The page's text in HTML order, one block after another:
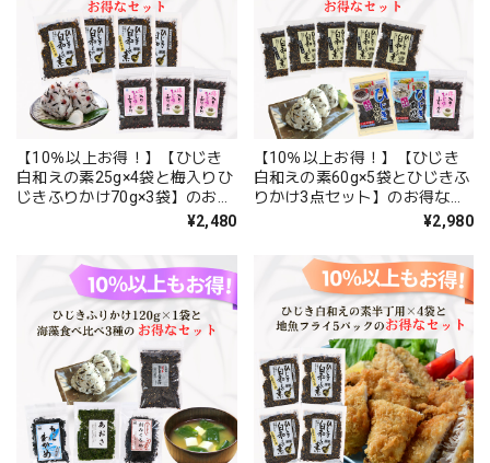
【10％以上お得！】【ひじき
白和えの素25g×4袋と梅入りひ
じきふりかけ70g×3袋】のお得
なセット【日本全国送料無料】
¥2,480
【10％以上お得！】【ひじき
白和えの素60g×5袋とひじきふ
りかけ3点セット】のお得なセ
ット【日本全国送料無料】【ポ
¥2,980